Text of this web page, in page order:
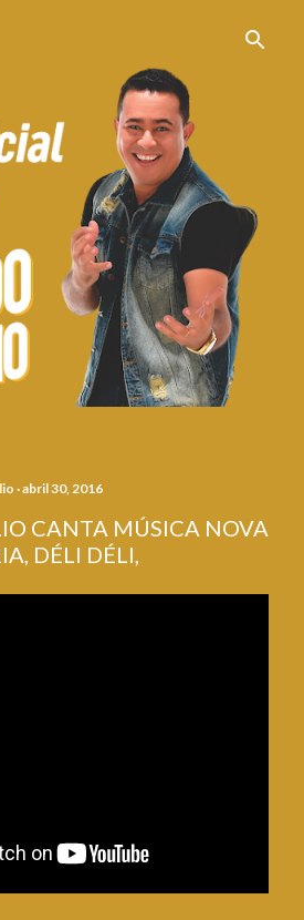
abril 30, 2016
CANTA MÚSICA NOVA
DÉLI DÉLI,